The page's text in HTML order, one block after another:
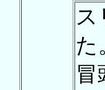
ス
た
冒